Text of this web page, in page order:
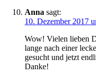
Anna sagt:
10. Dezember 2017
Wow! Vielen lieben
lange nach einer
gesucht und jetzt
Danke!